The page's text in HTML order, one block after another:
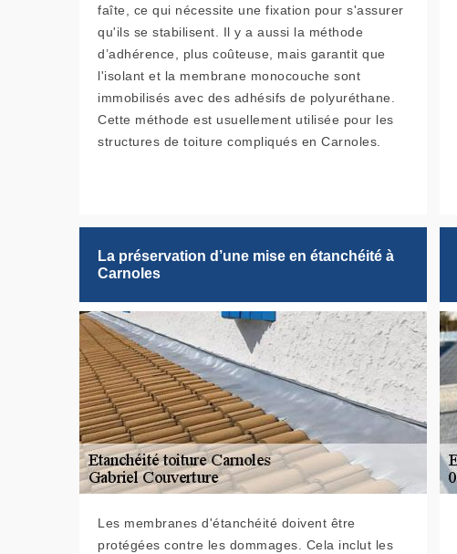
faîte, ce qui nécessite une fixation pour s'assurer
qu'ils se stabilisent. Il y a aussi la méthode
d’adhérence, plus coûteuse, mais garantit que
l'isolant et la membrane monocouche sont
immobilisés avec des adhésifs de polyuréthane.
Cette méthode est usuellement utilisée pour les
structures de toiture compliqués en Carnoles.
La préservation d’une mise en étanchéité à
Carnoles
Les membranes d'étanchéité doivent être
protégées contre les dommages. Cela inclut les